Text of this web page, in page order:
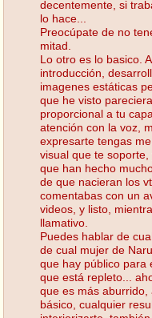
decentemente, si
lo hace...
Preocúpate de no
mitad.
Lo otro es lo basico.
introducción,
imagenes estáticas
que he visto
proporcional a tu
atención con la voz,
expresarte tengas
visual que te
que han hecho
de que nacieran los
comentabas con un
videos, y listo,
llamativo.
Puedes hablar de
de cual mujer de
que hay público para
que está repleto...
que es más
básico, cualquier